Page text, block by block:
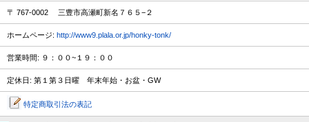
〒 767-0002 三豊市高瀬町新名７６５−２
ホームページ: http://www9.plala.or.jp/honky-tonk/
営業時間: ９：００~１９：００
定休日: 第１第３日曜 年末年始・お盆・GW
特定商取引法の表記